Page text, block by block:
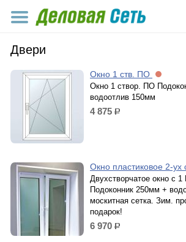
Двери
Окно 1 ств. ПО
Окно 1 створ. ПО
водоотлив 150мм
4 875 р.
Окно пластиковое 2-ух
Двухстворчатое окно с
Подоконник 250мм +
москитная сетка. Зим.
подарок!
6 970 р.